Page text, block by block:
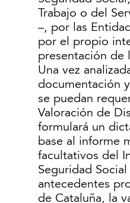
Trabajo o del
–, por las
por el propio
presentación de
Una vez
documentación
se puedan
Valoración de
formulará un
base al informe
facultativos del
Seguridad
antecedentes
de Cataluña, la